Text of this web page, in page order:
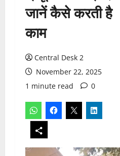
जानें कैसे करती है
काम
Central Desk 2
November 22, 2025
1 minute read
0